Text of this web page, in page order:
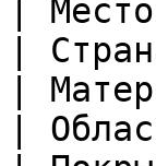
|
|
|
|